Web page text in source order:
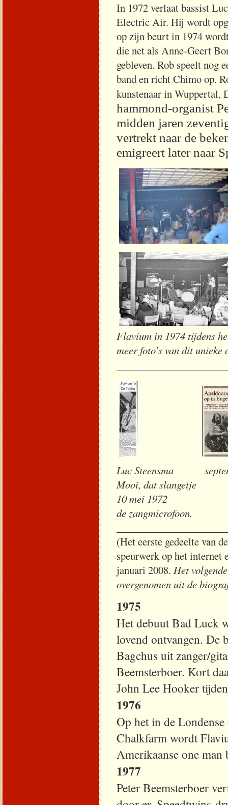
In 1972 verlaat bassist
Electric Air. Hij wordt
op zijn beurt in 1974
die net als Anne-Geert
gebleven. Rob speelt nog
band en richt Chimo op.
kunstenaar in
hammond-organist
midden jaren
vertrekt naar de
emigreert later naar
Flavium in 1974 tijdens
meer foto’s van dit
Luc Steensma
Mooi, dat slangetje
10
de zangmicrofoon.
(Het eerste gedeelte van
speurwerk op het
januari 2008.Het
overgenomen uit de
1975
Het debuut Bad Luck
lovend ontvangen. De
Bagchus uit zanger/
Beemsterboer. Kort
John Lee Hooker
1976
Op het in de
Chalkfarm wordt
Amerikaanse one man
1977
Peter Beemsterboer